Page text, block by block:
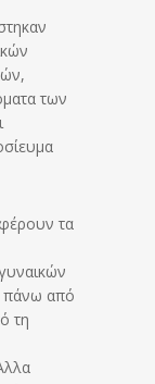
των
τα
πάνω από
τη